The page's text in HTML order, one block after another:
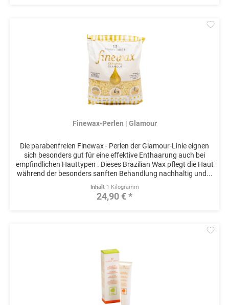
Finewax-Perlen | Glamour
Die parabenfreien Finewax - Perlen der Glamour-Linie eignen
sich besonders gut für eine effektive Enthaarung auch bei
empfindlichen Hauttypen . Dieses Brazilian Wax pflegt die Haut
während der besonders sanften Behandlung nachhaltig und...
Inhalt 1 Kilogramm
24,90 € *